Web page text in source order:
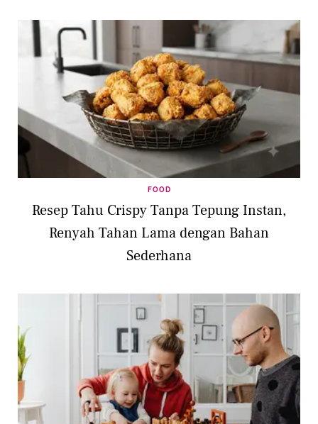
FOOD
Resep Tahu Crispy Tanpa Tepung Instan,
Renyah Tahan Lama dengan Bahan
Sederhana